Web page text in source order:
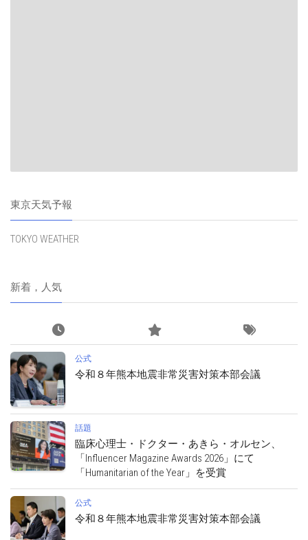
東京天気予報
TOKYO WEATHER
新着，人気
公式
令和８年熊本地震非常災害対策本部会議
話題
臨床心理士・ドクター・あきら・オルセン、
「Influencer Magazine Awards 2026」にて
「Humanitarian of the Year」を受賞
公式
令和８年熊本地震非常災害対策本部会議